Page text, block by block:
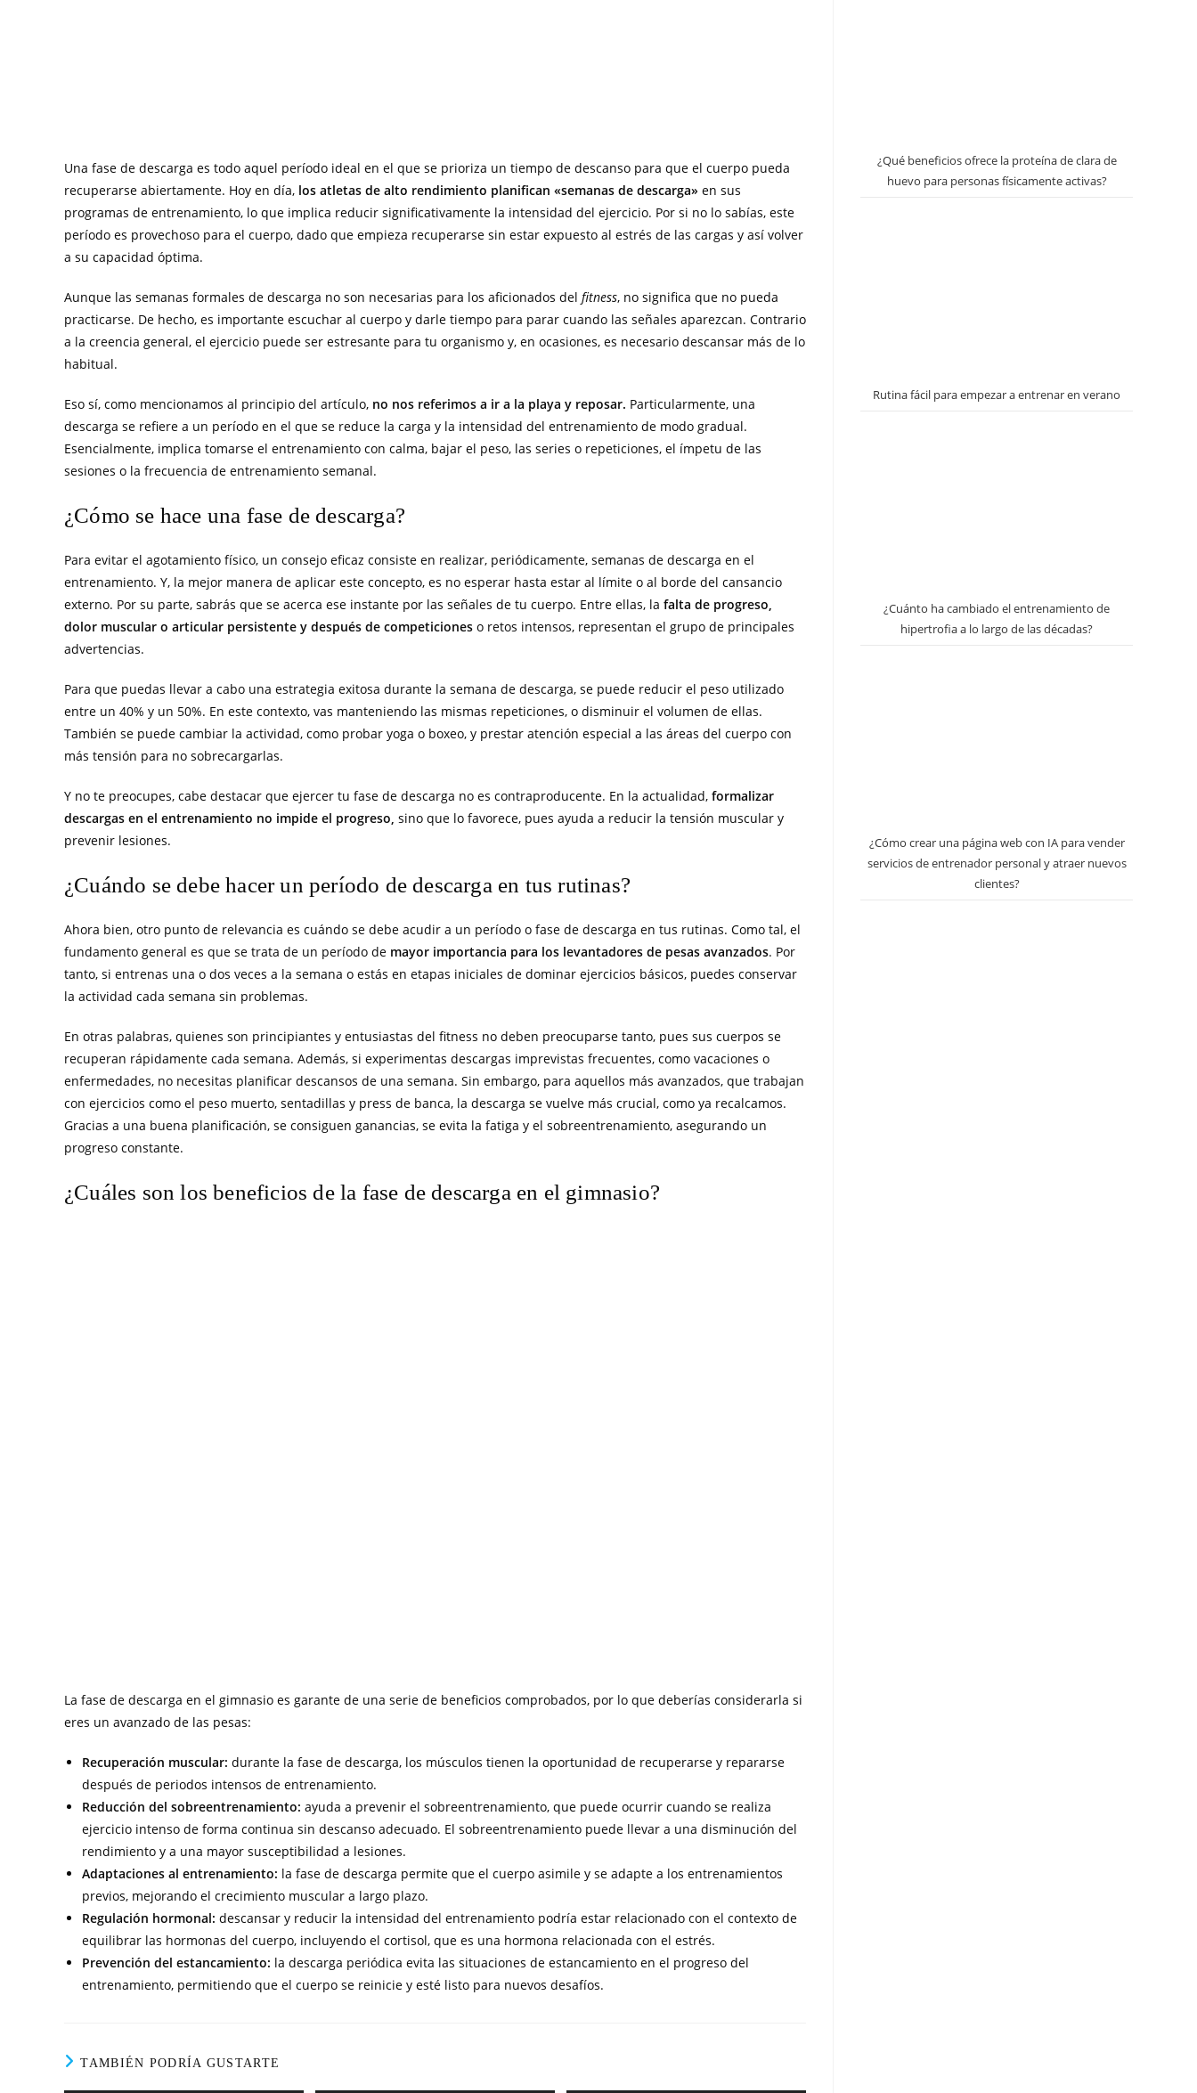
Una fase de descarga es todo aquel período ideal en el que se prioriza un tiempo de descanso para que el cuerpo pueda
recuperarse abiertamente. Hoy en día, los atletas de alto rendimiento planifican «semanas de descarga» en sus
programas de entrenamiento, lo que implica reducir significativamente la intensidad del ejercicio. Por si no lo sabías, este
período es provechoso para el cuerpo, dado que empieza recuperarse sin estar expuesto al estrés de las cargas y así volver
a su capacidad óptima.
Aunque las semanas formales de descarga no son necesarias para los aficionados del fitness, no significa que no pueda
practicarse. De hecho, es importante escuchar al cuerpo y darle tiempo para parar cuando las señales aparezcan. Contrario
a la creencia general, el ejercicio puede ser estresante para tu organismo y, en ocasiones, es necesario descansar más de lo
habitual.
Eso sí, como mencionamos al principio del artículo, no nos referimos a ir a la playa y reposar. Particularmente, una
descarga se refiere a un período en el que se reduce la carga y la intensidad del entrenamiento de modo gradual.
Esencialmente, implica tomarse el entrenamiento con calma, bajar el peso, las series o repeticiones, el ímpetu de las
sesiones o la frecuencia de entrenamiento semanal.
¿Cómo se hace una fase de descarga?
Para evitar el agotamiento físico, un consejo eficaz consiste en realizar, periódicamente, semanas de descarga en el
entrenamiento. Y, la mejor manera de aplicar este concepto, es no esperar hasta estar al límite o al borde del cansancio
externo. Por su parte, sabrás que se acerca ese instante por las señales de tu cuerpo. Entre ellas, la falta de progreso,
dolor muscular o articular persistente y después de competiciones o retos intensos, representan el grupo de principales
advertencias.
Para que puedas llevar a cabo una estrategia exitosa durante la semana de descarga, se puede reducir el peso utilizado
entre un 40% y un 50%. En este contexto, vas manteniendo las mismas repeticiones, o disminuir el volumen de ellas.
También se puede cambiar la actividad, como probar yoga o boxeo, y prestar atención especial a las áreas del cuerpo con
más tensión para no sobrecargarlas.
Y no te preocupes, cabe destacar que ejercer tu fase de descarga no es contraproducente. En la actualidad, formalizar
descargas en el entrenamiento no impide el progreso, sino que lo favorece, pues ayuda a reducir la tensión muscular y
prevenir lesiones.
¿Cuándo se debe hacer un período de descarga en tus rutinas?
Ahora bien, otro punto de relevancia es cuándo se debe acudir a un período o fase de descarga en tus rutinas. Como tal, el
fundamento general es que se trata de un período de mayor importancia para los levantadores de pesas avanzados. Por
tanto, si entrenas una o dos veces a la semana o estás en etapas iniciales de dominar ejercicios básicos, puedes conservar
la actividad cada semana sin problemas.
En otras palabras, quienes son principiantes y entusiastas del fitness no deben preocuparse tanto, pues sus cuerpos se
recuperan rápidamente cada semana. Además, si experimentas descargas imprevistas frecuentes, como vacaciones o
enfermedades, no necesitas planificar descansos de una semana. Sin embargo, para aquellos más avanzados, que trabajan
con ejercicios como el peso muerto, sentadillas y press de banca, la descarga se vuelve más crucial, como ya recalcamos.
Gracias a una buena planificación, se consiguen ganancias, se evita la fatiga y el sobreentrenamiento, asegurando un
progreso constante.
¿Cuáles son los beneficios de la fase de descarga en el gimnasio?
La fase de descarga en el gimnasio es garante de una serie de beneficios comprobados, por lo que deberías considerarla si
eres un avanzado de las pesas:
Recuperación muscular: durante la fase de descarga, los músculos tienen la oportunidad de recuperarse y repararse
después de periodos intensos de entrenamiento.
Reducción del sobreentrenamiento: ayuda a prevenir el sobreentrenamiento, que puede ocurrir cuando se realiza
ejercicio intenso de forma continua sin descanso adecuado. El sobreentrenamiento puede llevar a una disminución del
rendimiento y a una mayor susceptibilidad a lesiones.
Adaptaciones al entrenamiento: la fase de descarga permite que el cuerpo asimile y se adapte a los entrenamientos
previos, mejorando el crecimiento muscular a largo plazo.
Regulación hormonal: descansar y reducir la intensidad del entrenamiento podría estar relacionado con el contexto de
equilibrar las hormonas del cuerpo, incluyendo el cortisol, que es una hormona relacionada con el estrés.
Prevención del estancamiento: la descarga periódica evita las situaciones de estancamiento en el progreso del
entrenamiento, permitiendo que el cuerpo se reinicie y esté listo para nuevos desafíos.
TAMBIÉN PODRÍA GUSTARTE
¿Qué beneficios ofrece la proteína de clara de
huevo para personas físicamente activas?
Rutina fácil para empezar a entrenar en verano
¿Cuánto ha cambiado el entrenamiento de
hipertrofia a lo largo de las décadas?
¿Cómo crear una página web con IA para vender
servicios de entrenador personal y atraer nuevos
clientes?